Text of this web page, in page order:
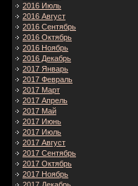
2016 Июль
2016 Август
2016 Сентябрь
2016 Октябрь
2016 Ноябрь
2016 Декабрь
2017 Январь
2017 Февраль
2017 Март
2017 Апрель
2017 Май
2017 Июнь
2017 Июль
2017 Август
2017 Сентябрь
2017 Октябрь
2017 Ноябрь